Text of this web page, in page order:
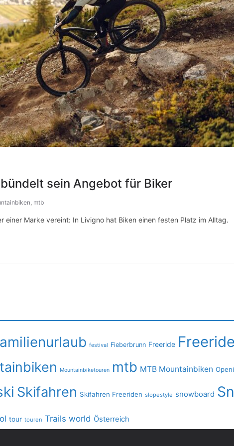
sein Angebot für Biker
, mtb
Marke vereint: In Livigno hat Biken einen festen Platz im Alltag.
festival Fieberbrunn Freeride
Mountainbiketouren mtb MTB Mountainbiken
Skifahren Skifahren Freeriden slopestyle snowboard
tour touren Trails world Österreich